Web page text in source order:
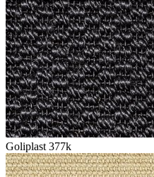
Goliplast 377k